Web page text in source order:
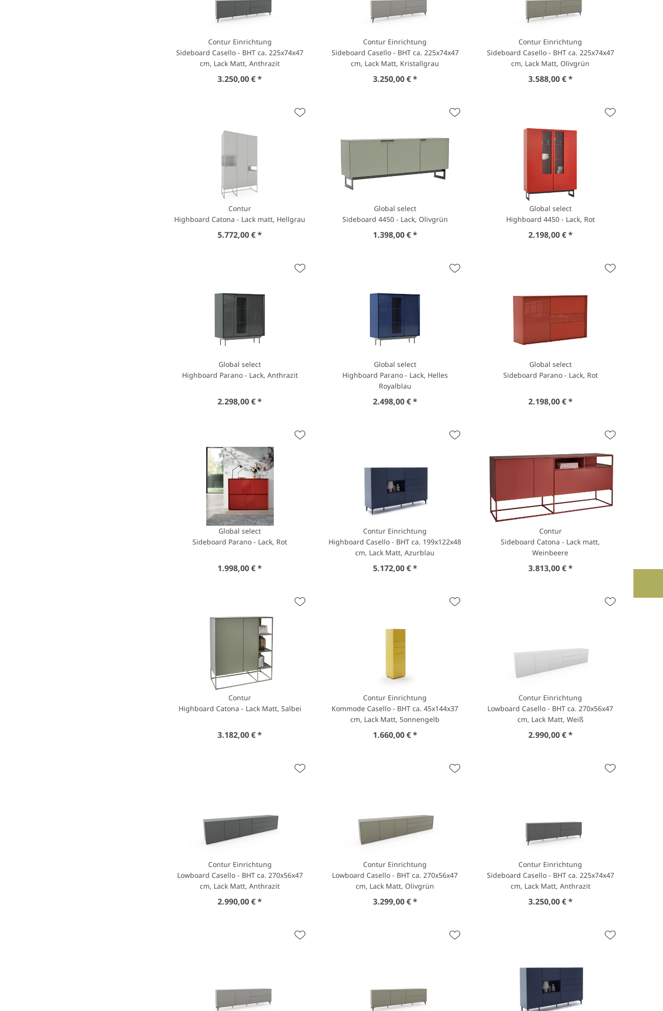
Contur Einrichtung
Sideboard Casello - BHT ca. 225x74x47
cm, Lack Matt, Anthrazit
3.250,00 € *
Contur Einrichtung
Sideboard Casello - BHT ca. 225x74x47
cm, Lack Matt, Kristallgrau
3.250,00 € *
Contur Einrichtung
Sideboard Casello - BHT ca. 225x74x47
cm, Lack Matt, Olivgrün
3.588,00 € *
Contur
Highboard Catona - Lack matt, Hellgrau
5.772,00 € *
Global select
Sideboard 4450 - Lack, Olivgrün
1.398,00 € *
Global select
Highboard 4450 - Lack, Rot
2.198,00 € *
Global select
Highboard Parano - Lack, Anthrazit
2.298,00 € *
Global select
Highboard Parano - Lack, Helles
Royalblau
2.498,00 € *
Global select
Sideboard Parano - Lack, Rot
2.198,00 € *
Global select
Sideboard Parano - Lack, Rot
1.998,00 € *
Contur Einrichtung
Highboard Casello - BHT ca. 199x122x48
cm, Lack Matt, Azurblau
5.172,00 € *
Contur
Sideboard Catona - Lack matt,
Weinbeere
3.813,00 € *
Contur
Highboard Catona - Lack Matt, Salbei
3.182,00 € *
Contur Einrichtung
Kommode Casello - BHT ca. 45x144x37
cm, Lack Matt, Sonnengelb
1.660,00 € *
Contur Einrichtung
Lowboard Casello - BHT ca. 270x56x47
cm, Lack Matt, Weiß
2.990,00 € *
Contur Einrichtung
Lowboard Casello - BHT ca. 270x56x47
cm, Lack Matt, Anthrazit
2.990,00 € *
Contur Einrichtung
Lowboard Casello - BHT ca. 270x56x47
cm, Lack Matt, Olivgrün
3.299,00 € *
Contur Einrichtung
Sideboard Casello - BHT ca. 225x74x47
cm, Lack Matt, Anthrazit
3.250,00 € *